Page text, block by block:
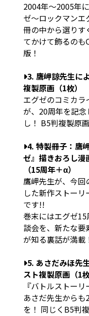
2004年～2005年
ゼ～ロックマン
冊の中から選り
てかけて飾るのも
版！
3. 鷹岬諒先生に
複製原画（1枚）
エグゼのコミカ
が、20周年を記
し！ B5判複製原
4. 特製冊子：鷹
ゼ』描きおろし漫
（15周年＋α）
鷹岬先生が、今回
した新作ストー
です!!
巻末にはエグゼ
談会を、新たな要
が知る裏話が満載
5. あさだみほ先
スト複製原画（1枚
『バトルストー
あさだ先生から
を！ 同じくB5判